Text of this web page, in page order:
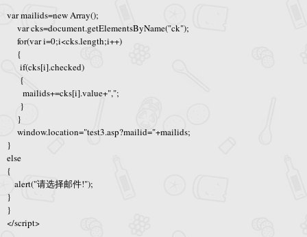
var mailids=new Array();
var cks=document.getElementsByName("ck");
for(var i=0;i<cks.length;i++)
{
if(cks[i].checked)
{
mailids+=cks[i].value+",";
}
}
window.location="test3.asp?mailid="+mailids;
}
else
{
alert("请选择邮件!");
}
}
</script>